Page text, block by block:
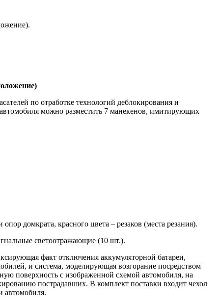
по отработке технологий деблокирования и
автомобиля можно разместить 7 манекенов, имитирующих
домкрата, красного цвета – резаков (места резания).
светоотражающие (10 шт.).
факт отключения аккумуляторной батареи,
и система, моделирующая возгорание посредством
поверхность с изображенной схемой автомобиля, на
пострадавших. В комплект поставки входит чехол
автомобиля.